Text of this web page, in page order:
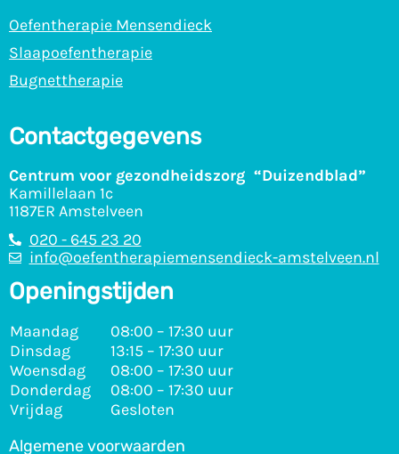
Oefentherapie Mensendieck
Slaapoefentherapie
Bugnettherapie
Contactgegevens
Centrum voor gezondheidszorg “Duizendblad”
Kamillelaan 1c
1187ER Amstelveen
020 - 645 23 20
info@oefentherapiemensendieck-amstelveen.nl
Openingstijden
Maandag
08:00 – 17:30 uur
Dinsdag
13:15 – 17:30 uur
Woensdag
08:00 – 17:30 uur
Donderdag
08:00 – 17:30 uur
Vrijdag
Gesloten
Algemene voorwaarden